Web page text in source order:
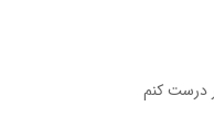
درست کنم